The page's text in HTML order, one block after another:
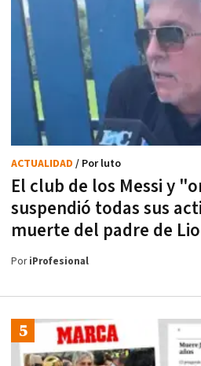
El club de los Messi y
suspendió todas sus
muerte del padre de
ACTUALIDAD / Por luto
PoriProfesional